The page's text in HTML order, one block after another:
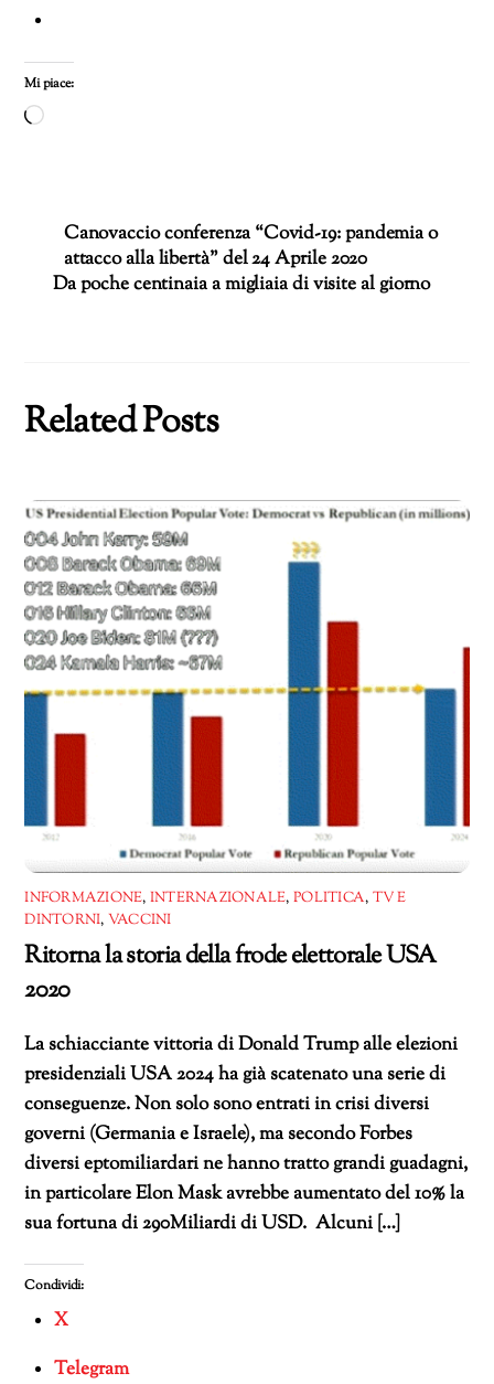
Mi piace:
Caricamento
Canovaccio conferenza “Covid-19: pandemia o
attacco alla libertà” del 24 Aprile 2020
Da poche centinaia a migliaia di visite al giorno
Related Posts
INFORMAZIONE, INTERNAZIONALE, POLITICA, TV E
DINTORNI, VACCINI
Ritorna la storia della frode elettorale USA
2020
La schiacciante vittoria di Donald Trump alle elezioni
presidenziali USA 2024 ha già scatenato una serie di
conseguenze. Non solo sono entrati in crisi diversi
governi (Germania e Israele), ma secondo Forbes
diversi eptomiliardari ne hanno tratto grandi guadagni,
in particolare Elon Mask avrebbe aumentato del 10% la
sua fortuna di 290Miliardi di USD. Alcuni […]
Condividi:
X
Telegram